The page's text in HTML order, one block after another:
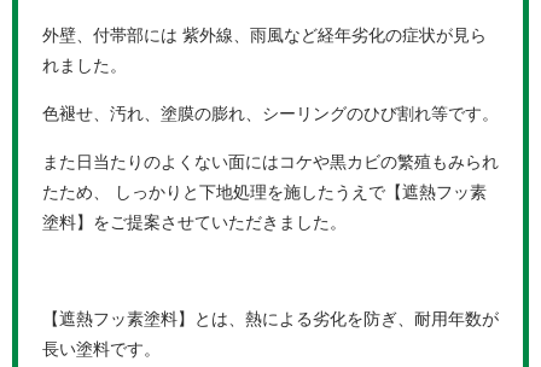
外壁、付帯部には 紫外線、雨風など経年劣化の症状が見ら
れました。
色褪せ、汚れ、塗膜の膨れ、シーリングのひび割れ等です。
また日当たりのよくない面にはコケや黒カビの繁殖もみられ
たため、 しっかりと下地処理を施したうえで【遮熱フッ素
塗料】をご提案させていただきました。
【遮熱フッ素塗料】とは、熱による劣化を防ぎ、耐用年数が
長い塗料です。